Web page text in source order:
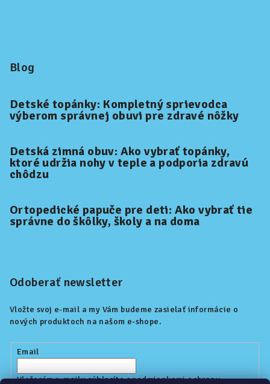
Blog
Detské topánky: Kompletný sprievodca
výberom správnej obuvi pre zdravé nôžky
Detská zimná obuv: Ako vybrať topánky,
ktoré udržia nohy v teple a podporia zdravú
chôdzu
Ortopedické papuče pre deti: Ako vybrať tie
správne do škôlky, školy a na doma
Odoberať newsletter
Vložte svoj e-mail a my Vám budeme zasielať informácie o
nových produktoch na našom e-shope.
Email
Vložením e-mailu súhlasíte spodmienkami ochrany